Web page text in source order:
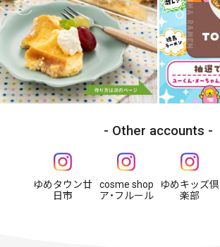
Other accounts
ゆめタウン廿
日市
cosme shop
ア・フルール
ゆめキッズ倶
楽部